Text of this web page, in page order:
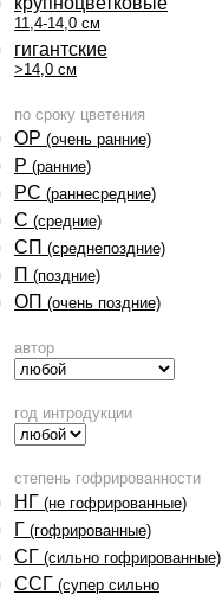
11,4-14,0 см
гигантские
>14,0 см
по сроку цветения
ОР (очень ранние)
Р (ранние)
РС (раннесредние)
С (средние)
СП (среднепоздние)
П (поздние)
ОП (очень поздние)
автор
год интродукции
степень гофрированности
НГ (не гофрированные)
Г (гофрированные)
СГ (сильно гофрированные)
ССГ (супер сильно